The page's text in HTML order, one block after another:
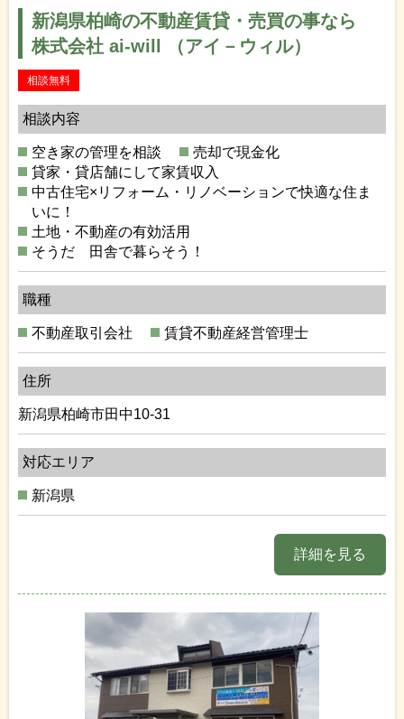
新潟県柏崎の不動産賃貸・売買の事なら
株式会社 ai-will （アイ－ウィル）
相談無料
相談内容
空き家の管理を相談
売却で現金化
貸家・貸店舗にして家賃収入
中古住宅×リフォーム・リノベーションで快適な住ま
いに！
土地・不動産の有効活用
そうだ 田舎で暮らそう！
職種
不動産取引会社 賃貸不動産経営管理士
住所
新潟県柏崎市田中10-31
対応エリア
新潟県
詳細を見る